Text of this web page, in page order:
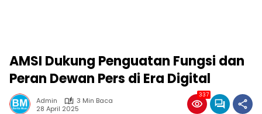
AMSI Dukung Penguatan Fungsi dan
Peran Dewan Pers di Era Digital
Admin
3 Min Baca
28 April 2025
337